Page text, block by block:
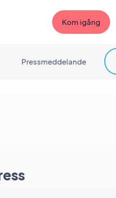
Kom igång
Pressmeddelande